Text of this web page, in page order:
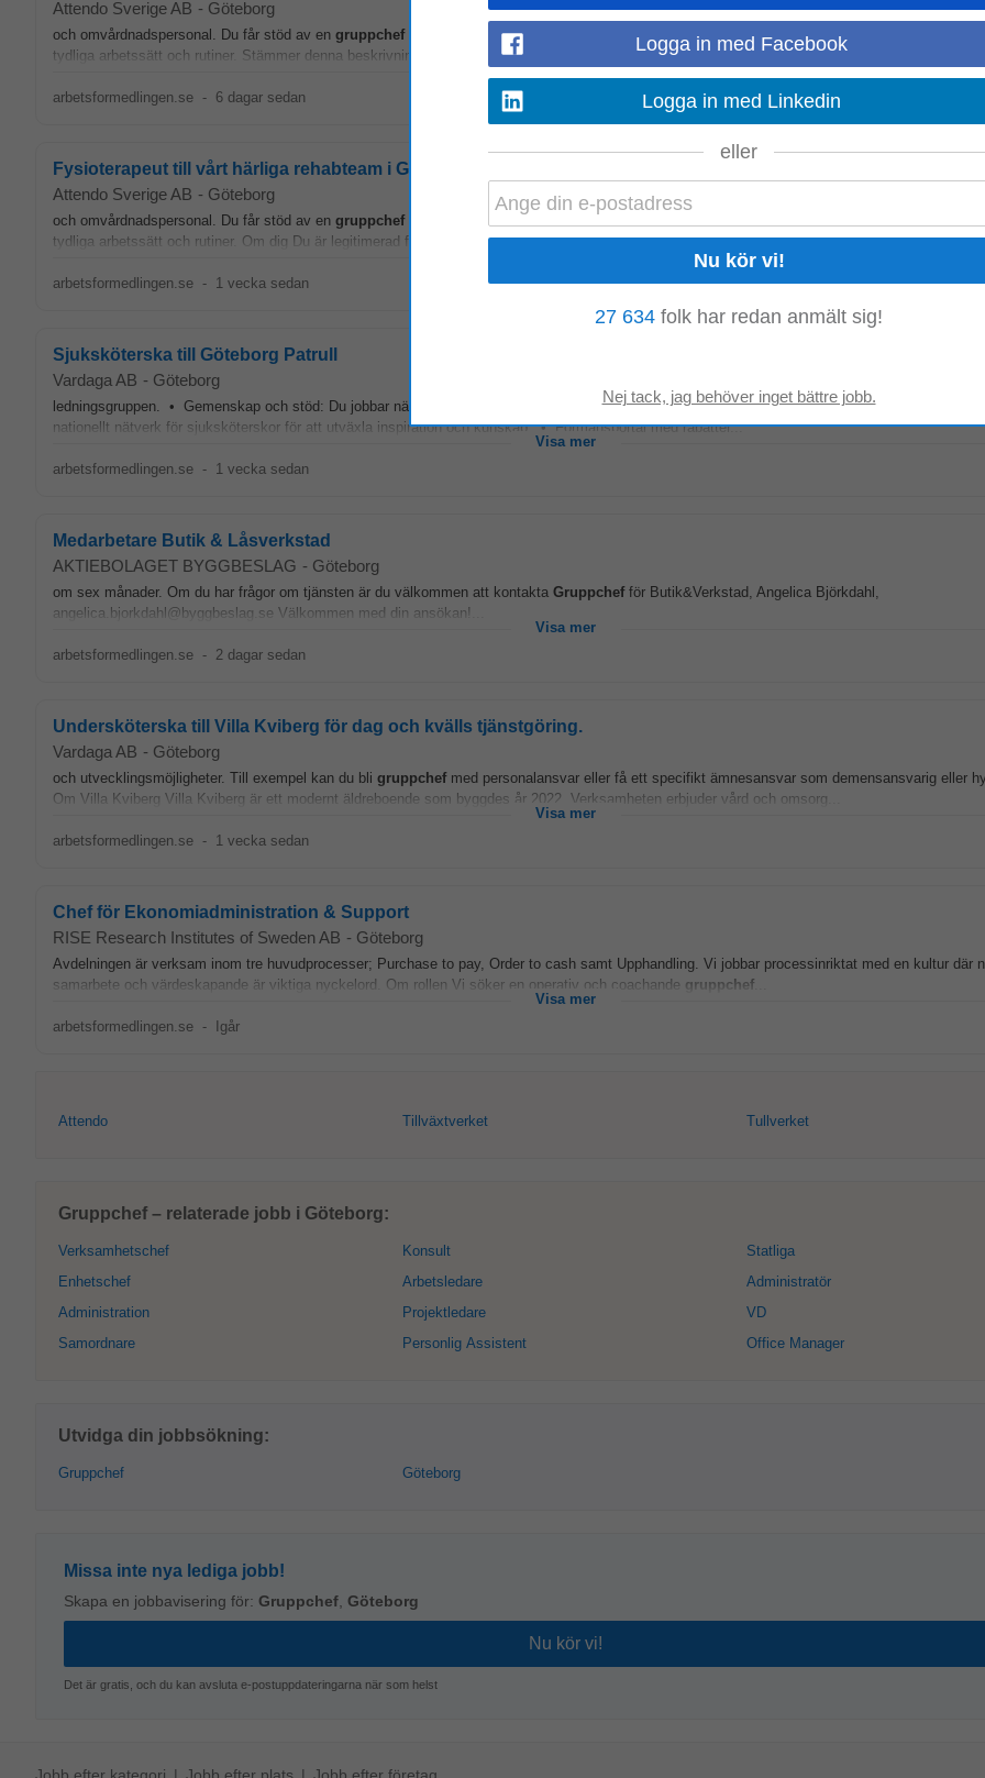
Attendo Sverige AB - Göteborg
och omvårdnadspersonal. Du får stöd av en gruppchefmed bakgrund som utbildad fysioterapeut samt ett stort härligt team med kompetenta
tydliga arbetssätt och rutiner. Stämmer denna beskrivning in på dig? Sök redan idag! Du är legitimerad fysioterapeut...
Visa mer
arbetsformedlingen.se - 6 dagar sedan
Fysioterapeut till vårt härliga rehabteam i Göteborg
Attendo Sverige AB - Göteborg
och omvårdnadspersonal. Du får stöd av en gruppchefmed bakgrund som utbildad fysioterapeut samt ett stort härligt team med kompetenta
tydliga arbetssätt och rutiner. Om dig Du är legitimerad fysioterapeut med ett genuint intresse för äldreomsorg...
arbetsformedlingen.se - 1 vecka sedan
Sjuksköterska till Göteborg Patrull
Vardaga AB - Göteborg
ledningsgruppen. • Gemenskap och stöd: Du jobbar nära sjuksköterskekollegor, rehabkollegor,gruppcheferoch omvårdnadspersonal. Inom
nationellt nätverk för sjuksköterskor för att utväxla inspiration och kunskap. • Förmånsportal med rabatter...
Visa mer
arbetsformedlingen.se - 1 vecka sedan
Medarbetare Butik & Låsverkstad
AKTIEBOLAGET BYGGBESLAG - Göteborg
om sex månader. Om du har frågor om tjänsten är du välkommen att kontakta Gruppchefför Butik&Verkstad, Angelica Björkdahl,
angelica.bjorkdahl@byggbeslag.se Välkommen med din ansökan!...
Visa mer
arbetsformedlingen.se - 2 dagar sedan
Undersköterska till Villa Kviberg för dag och kvälls tjänstgöring.
Vardaga AB - Göteborg
och utvecklingsmöjligheter. Till exempel kan du bli gruppchefmed personalansvar eller få ett specifikt ämnesansvar som demensansvarig eller
Om Villa Kviberg Villa Kviberg är ett modernt äldreboende som byggdes år 2022. Verksamheten erbjuder vård och omsorg...
Visa mer
arbetsformedlingen.se - 1 vecka sedan
Chef för Ekonomiadministration & Support
RISE Research Institutes of Sweden AB - Göteborg
Avdelningen är verksam inom tre huvudprocesser; Purchase to pay, Order to cash samt Upphandling. Vi jobbar processinriktat med en kultur där
samarbete och värdeskapande är viktiga nyckelord. Om rollen Vi söker en operativ och coachande gruppchef
Visa mer
arbetsformedlingen.se - Igår
Attendo Tillväxtverket Tullverket
Gruppchef – relaterade jobb i Göteborg:
Verksamhetschef
Enhetschef
Administration
Samordnare
Konsult
Arbetsledare
Projektledare
Personlig Assistent
Statliga
Administratör
VD
Office Manager
Utvidga din jobbsökning:
Gruppchef Göteborg
Missa inte nya lediga jobb!
Skapa en jobbavisering för: Gruppchef Göteborg
Det är gratis, och du kan avsluta e-postuppdateringarna när som helst
Logga in med Facebook
Logga in med Linkedin
eller
27 634 folk har redan anmält sig!